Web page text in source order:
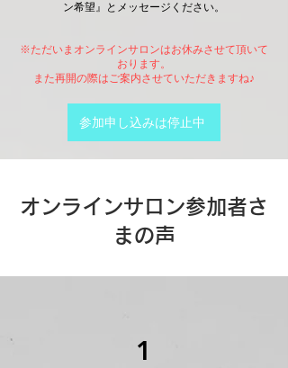
ン希望』とメッセージください。
※ただいまオンラインサロンはお休みさせて頂いて
おります。
​また再開の際はご案内させていただきますね♪
参加申し込みは停止中
オンラインサロン参加者さ
まの声
1